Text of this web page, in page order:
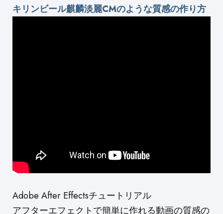
キリンビール麒麟淡麗CMのような質感の作り方
Adobe After Effectsチュートリアル
アフターエフェクトで簡単に作れる動画の質感の